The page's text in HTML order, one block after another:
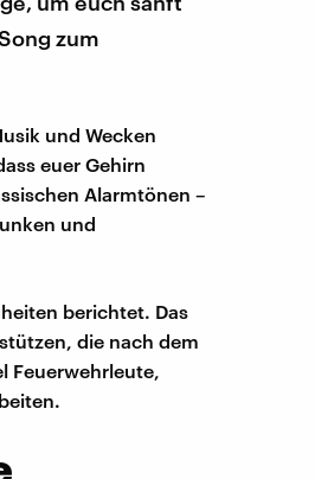
zum
und Wecken
euer Gehirn
Alarmtönen –
und
berichtet. Das
die nach dem
Feuerwehrleute,